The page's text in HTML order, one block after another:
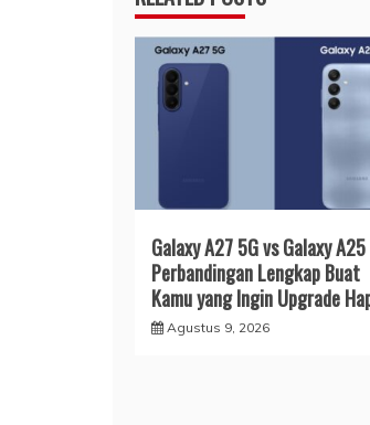
Galaxy A27 5G vs Galaxy A25
Perbandingan Lengkap Buat
Kamu yang Ingin Upgrade
Agustus 9, 2026